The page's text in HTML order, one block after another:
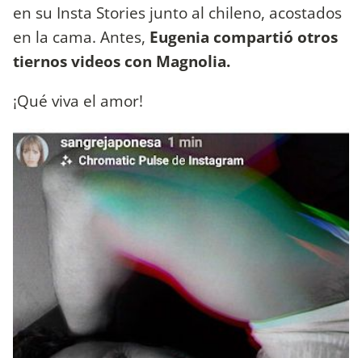
en su Insta Stories junto al chileno, acostados
en la cama. Antes, Eugenia compartió otros
tiernos videos con Magnolia.
¡Qué viva el amor!